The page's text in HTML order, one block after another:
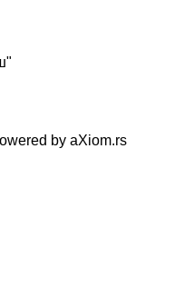
by aXiom.rs